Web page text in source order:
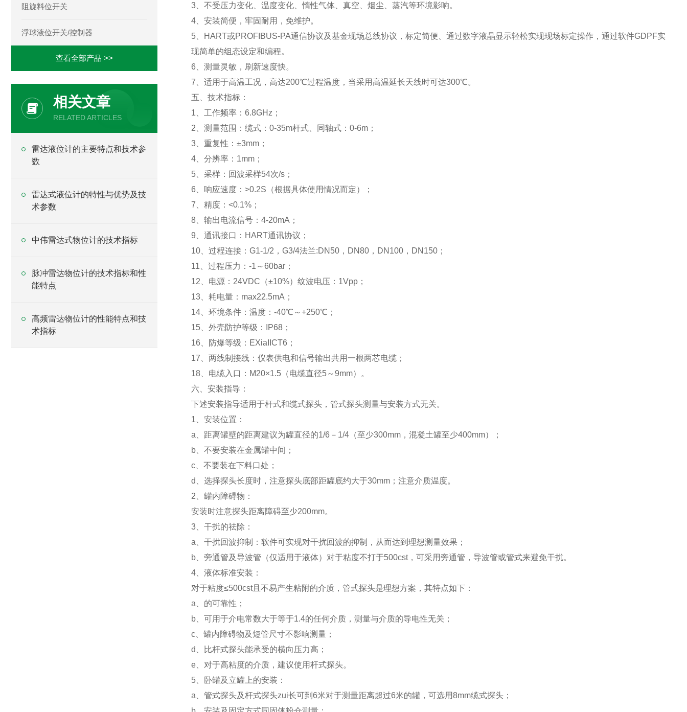
阻旋料位开关
浮球液位开关/控制器
查看全部产品 >>
相关文章
RELATED ARTICLES
雷达液位计的主要特点和技术参
数
雷达式液位计的特性与优势及技
术参数
中伟雷达式物位计的技术指标
脉冲雷达物位计的技术指标和性
能特点
高频雷达物位计的性能特点和技
术指标
3、不受压力变化、温度变化、惰性气体、真空、烟尘、蒸汽等环境影响。
4、安装简便，牢固耐用，免维护。
5、HART或PROFIBUS-PA通信协议及基金现场总线协议，标定简便、通过数字液晶显示轻松实现现场标定操作，通过软件GDPF实
现简单的组态设定和编程。
6、测量灵敏，刷新速度快。
7、适用于高温工况，高达200℃过程温度，当采用高温延长天线时可达300℃。
五、技术指标：
1、工作频率：6.8GHz；
2、测量范围：缆式：0-35m杆式、同轴式：0-6m；
3、重复性：±3mm；
4、分辨率：1mm；
5、采样：回波采样54次/s；
6、响应速度：>0.2S（根据具体使用情况而定）；
7、精度：<0.1%；
8、输出电流信号：4-20mA；
9、通讯接口：HART通讯协议；
10、过程连接：G1-1/2，G3/4法兰:DN50，DN80，DN100，DN150；
11、过程压力：-1～60bar；
12、电源：24VDC（±10%）纹波电压：1Vpp；
13、耗电量：max22.5mA；
14、环境条件：温度：-40℃～+250℃；
15、外壳防护等级：IP68；
16、防爆等级：EXiaIICT6；
17、两线制接线：仪表供电和信号输出共用一根两芯电缆；
18、电缆入口：M20×1.5（电缆直径5～9mm）。
六、安装指导：
下述安装指导适用于杆式和缆式探头，管式探头测量与安装方式无关。
1、安装位置：
a、距离罐壁的距离建议为罐直径的1/6－1/4（至少300mm，混凝土罐至少400mm）；
b、不要安装在金属罐中间；
c、不要装在下料口处；
d、选择探头长度时，注意探头底部距罐底约大于30mm；注意介质温度。
2、罐内障碍物：
安装时注意探头距离障碍至少200mm。
3、干扰的祛除：
a、干扰回波抑制：软件可实现对干扰回波的抑制，从而达到理想测量效果；
b、旁通管及导波管（仅适用于液体）对于粘度不打于500cst，可采用旁通管，导波管或管式来避免干扰。
4、液体标准安装：
对于粘度≤500cst且不易产生粘附的介质，管式探头是理想方案，其特点如下：
a、的可靠性；
b、可用于介电常数大于等于1.4的任何介质，测量与介质的导电性无关；
c、罐内障碍物及短管尺寸不影响测量；
d、比杆式探头能承受的横向压力高；
e、对于高粘度的介质，建议使用杆式探头。
5、卧罐及立罐上的安装：
a、管式探头及杆式探头zui长可到6米对于测量距离超过6米的罐，可选用8mm缆式探头；